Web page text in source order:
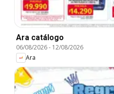
Ara catálogo
06/08/2026- 12/08/2026
Ara